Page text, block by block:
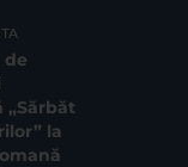
de
„Sărbăt
la